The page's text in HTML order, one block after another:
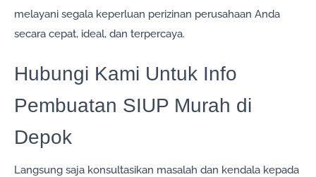
melayani segala keperluan perizinan perusahaan Anda
secara cepat, ideal, dan terpercaya.
Hubungi Kami Untuk Info
Pembuatan SIUP Murah di
Depok
Langsung saja konsultasikan masalah dan kendala kepada